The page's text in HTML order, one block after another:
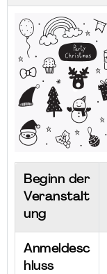
Beginn der
Veranstalt
ung
Anmeldesc
hluss